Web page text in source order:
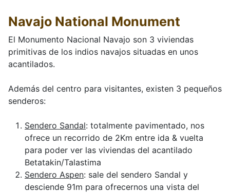
Navajo National Monument
El Monumento Nacional Navajo son 3 viviendas
primitivas de los indios navajos situadas en unos
acantilados.
Además del centro para visitantes, existen 3 pequeños
senderos:
Sendero Sandal: totalmente pavimentado, nos
ofrece un recorrido de 2Km entre ida & vuelta
para poder ver las viviendas del acantilado
Betatakin/Talastima
Sendero Aspen: sale del sendero Sandal y
desciende 91m para ofrecernos una vista del